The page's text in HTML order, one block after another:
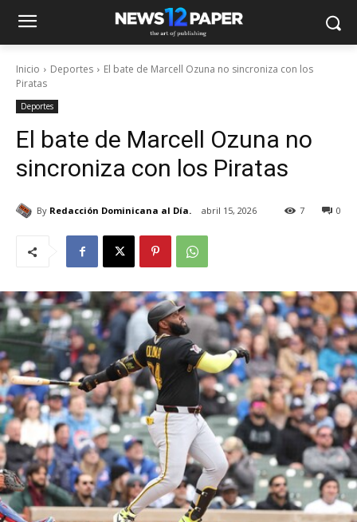
Inicio Deportes
El bate de Marcell Ozuna no sincroniza con los
Piratas
Deportes
El bate de Marcell Ozuna no
sincroniza con los Piratas
By Redacción Dominicana al Día. abril 15, 2026 0
7